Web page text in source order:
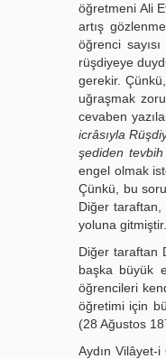
öğretmeni Ali
artış
öğrenci
rüşdiyeye
gerekir.
uğraşmak
cevaben
icrâsıyla
şediden
engel olmak
Çünkü, bu
Diğer taraftan,
yoluna
Diğer taraftan
başka büyük
öğrencileri
öğretimi için
(28 Ağustos
Aydın Vilâyet-